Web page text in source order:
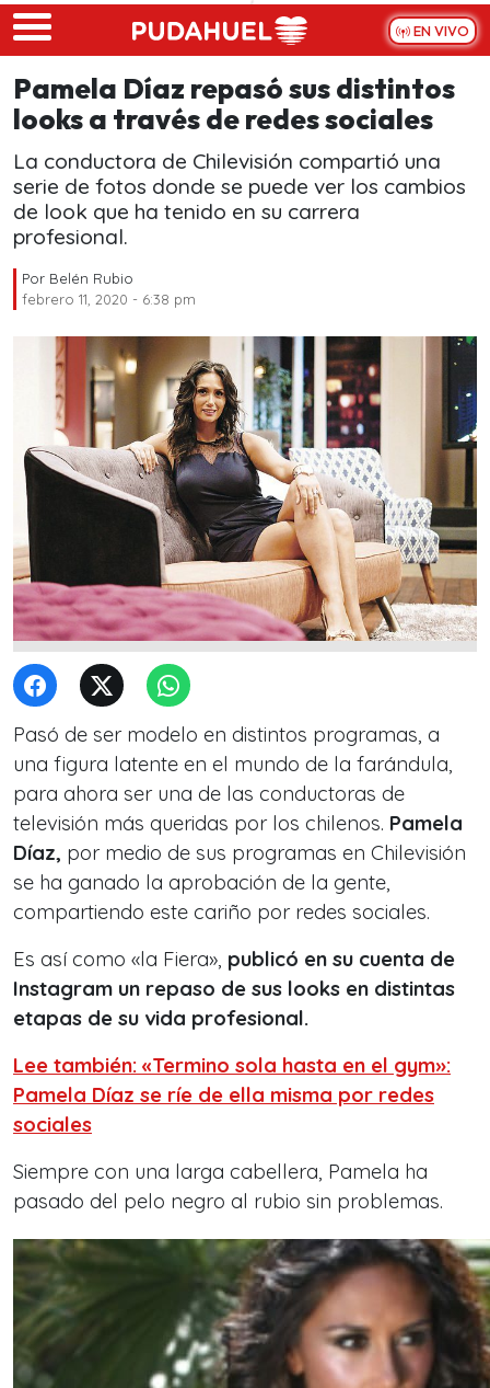
Skip to main content
EN VIVO
Pamela Díaz repasó sus distintos
looks a través de redes sociales
La conductora de Chilevisión compartió una
serie de fotos donde se puede ver los cambios
de look que ha tenido en su carrera
profesional.
Por Belén Rubio
febrero 11, 2020 - 6:38 pm
Pasó de ser modelo en distintos programas, a
una figura latente en el mundo de la farándula,
para ahora ser una de las conductoras de
televisión más queridas por los chilenos. Pamela
Díaz, por medio de sus programas en Chilevisión
se ha ganado la aprobación de la gente,
compartiendo este cariño por redes sociales.
Es así como «la Fiera», publicó en su cuenta de
Instagram un repaso de sus looks en distintas
etapas de su vida profesional.
Lee también: «Termino sola hasta en el gym»:
Pamela Díaz se ríe de ella misma por redes
sociales
Siempre con una larga cabellera, Pamela ha
pasado del pelo negro al rubio sin problemas.